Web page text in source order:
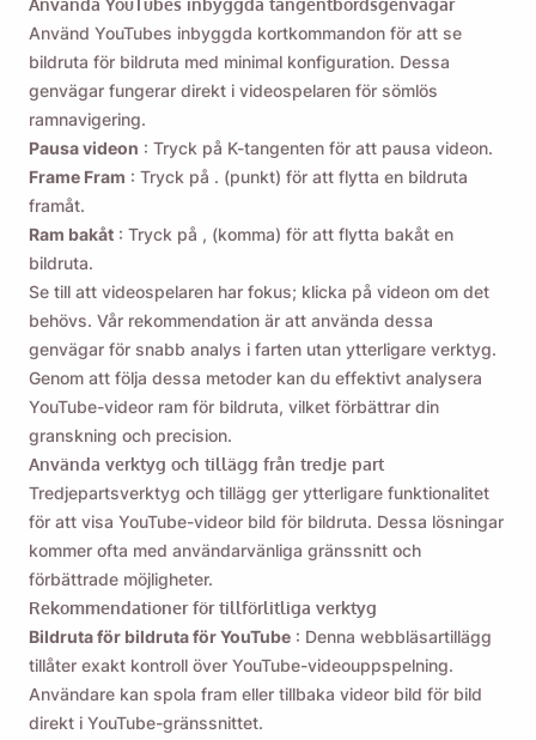
Använda YouTubes inbyggda tangentbordsgenvägar
Använd YouTubes inbyggda kortkommandon för att se
bildruta för bildruta med minimal konfiguration. Dessa
genvägar fungerar direkt i videospelaren för sömlös
ramnavigering.
Pausa videon : Tryck på K-tangenten för att pausa videon.
Frame Fram : Tryck på . (punkt) för att flytta en bildruta
framåt.
Ram bakåt : Tryck på , (komma) för att flytta bakåt en
bildruta.
Se till att videospelaren har fokus; klicka på videon om det
behövs. Vår rekommendation är att använda dessa
genvägar för snabb analys i farten utan ytterligare verktyg.
Genom att följa dessa metoder kan du effektivt analysera
YouTube-videor ram för bildruta, vilket förbättrar din
granskning och precision.
Använda verktyg och tillägg från tredje part
Tredjepartsverktyg och tillägg ger ytterligare funktionalitet
för att visa YouTube-videor bild för bildruta. Dessa lösningar
kommer ofta med användarvänliga gränssnitt och
förbättrade möjligheter.
Rekommendationer för tillförlitliga verktyg
Bildruta för bildruta för YouTube : Denna webbläsartillägg
tillåter exakt kontroll över YouTube-videouppspelning.
Användare kan spola fram eller tillbaka videor bild för bild
direkt i YouTube-gränssnittet.